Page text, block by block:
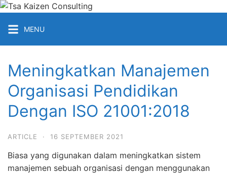
Skip
content
Tsa
Kaizen
Consulting
&
Training
ISO
Medan
MENU
Meningkatkan Manajemen
Organisasi Pendidikan
Dengan ISO 21001:2018
ARTICLE · 16 SEPTEMBER 2021
Biasa yang digunakan dalam meningkatkan sistem
manajemen sebuah organisasi dengan menggunakan